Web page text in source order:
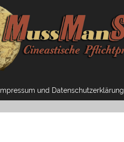
Impressum und Datenschutzerklärung